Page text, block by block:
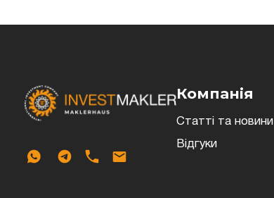
Компанія
Статті та новини
Відгуки